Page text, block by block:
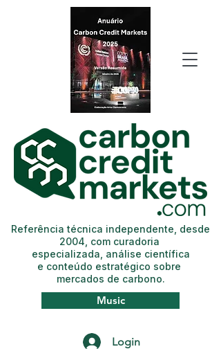
Login
Music
Referência técnica independente, desde
2004, com curadoria
especializada, análise científica
e conteúdo estratégico sobre
mercados de carbono.